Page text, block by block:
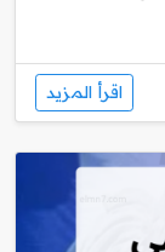
اقرأ المزيد